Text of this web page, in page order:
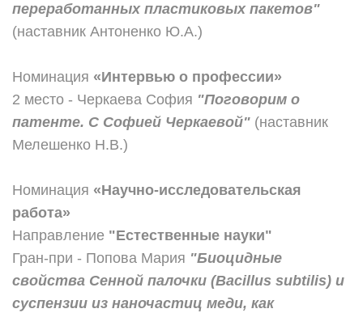
переработанных пластиковых пакетов"
(наставник Антоненко Ю.А.)
Номинация «Интервью о профессии»
2 место - Черкаева София "Поговорим о
патенте. С Софией Черкаевой" (наставник
Мелешенко Н.В.)
Номинация «Научно-исследовательская
работа»
Направление "Естественные науки"
Гран-при - Попова Мария "Биоцидные
свойства Сенной палочки (Bacillus subtilis) и
суспензии из наночастиц меди, как